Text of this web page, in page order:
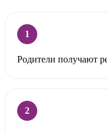
1
Родители получают
2